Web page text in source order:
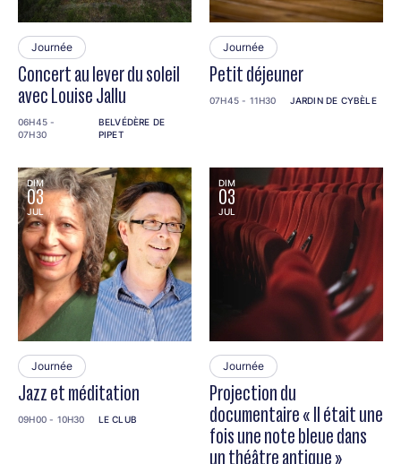
Journée
Concert au lever du soleil
avec Louise Jallu
06H45 -
07H30
BELVÉDÈRE DE
PIPET
Journée
Petit déjeuner
07H45 - 11H30 JARDIN DE CYBÈLE
DIM
03
JUL
Journée
Jazz et méditation
09H00 - 10H30 LE CLUB
DIM
03
JUL
Journée
Projection du
documentaire « Il était une
fois une note bleue dans
un théâtre antique »